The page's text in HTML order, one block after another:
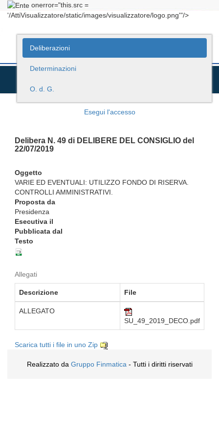
onerror="this.src =
'/AttiVisualizzatore/static/images/visualizzatore/logo.png'"/>
Deliberazioni
Determinazioni
O. d. G.
Esegui l'accesso
Delibera N. 49 di DELIBERE DEL CONSIGLIO del
22/07/2019
Oggetto
VARIE ED EVENTUALI: UTILIZZO FONDO DI RISERVA.
CONTROLLI AMMINISTRATIVI.
Proposta da
Presidenza
Esecutiva il
Pubblicata dal
Testo
Allegati
Descrizione File
ALLEGATO
SU_49_2019_DECO.pdf
Scarica tutti i file in uno Zip
Realizzato da Gruppo Finmatica- Tutti i diritti riservati